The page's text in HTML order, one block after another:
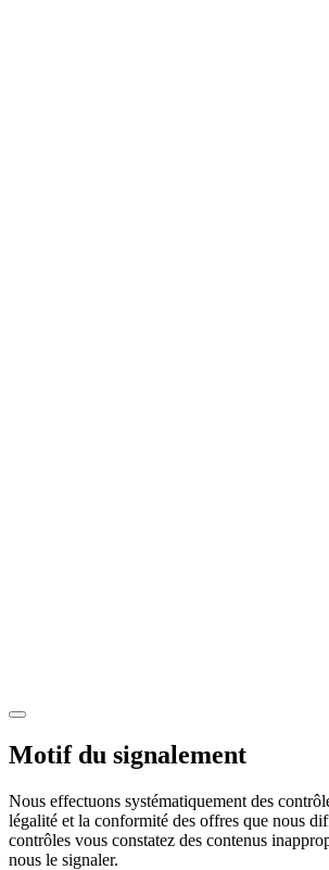
Motif du signalement
Nous effectuons systématiquement des
légalité et la conformité des offres que nous
contrôles vous constatez des contenus
nous le signaler.